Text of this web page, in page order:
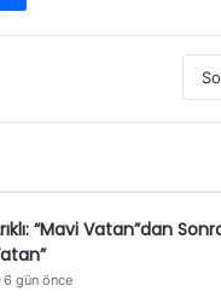
“Mavi Vatan”dan
6 gün önce